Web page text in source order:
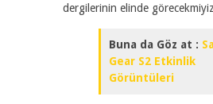
dergilerinin elinde
Buna da Göz at :
Gear S2 Etkinlik
Görüntüleri